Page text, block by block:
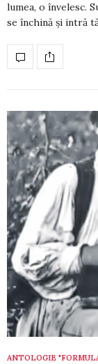
lumea, o învelesc.
se închină și intră
ANTOLOGIE